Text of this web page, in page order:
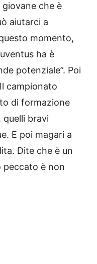
che è
aiutarci a
momento,
ha è
potenziale”. Poi
campionato
di formazione
quelli bravi
E poi magari a
Dite che è un
peccato è non